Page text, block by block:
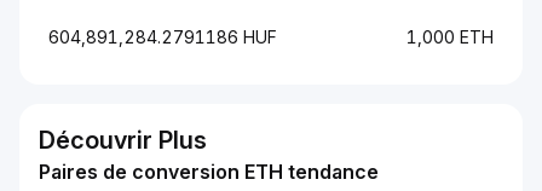
604,891,284.2791186 HUF 1,000 ETH
Découvrir Plus
Paires de conversion ETH tendance